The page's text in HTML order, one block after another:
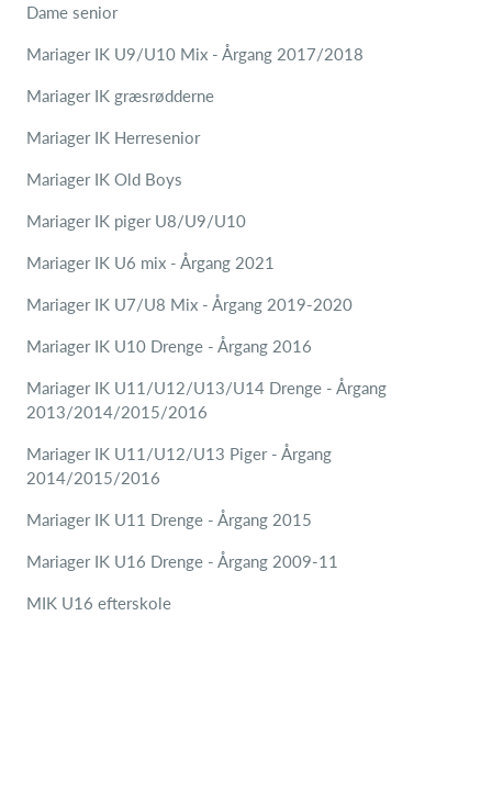
Dame senior
Mariager IK U9/U10 Mix - Årgang 2017/2018
Mariager IK græsrødderne
Mariager IK Herresenior
Mariager IK Old Boys
Mariager IK piger U8/U9/U10
Mariager IK U6 mix - Årgang 2021
Mariager IK U7/U8 Mix - Årgang 2019-2020
Mariager IK U10 Drenge - Årgang 2016
Mariager IK U11/U12/U13/U14 Drenge - Årgang
2013/2014/2015/2016
Mariager IK U11/U12/U13 Piger - Årgang
2014/2015/2016
Mariager IK U11 Drenge - Årgang 2015
Mariager IK U16 Drenge - Årgang 2009-11
MIK U16 efterskole